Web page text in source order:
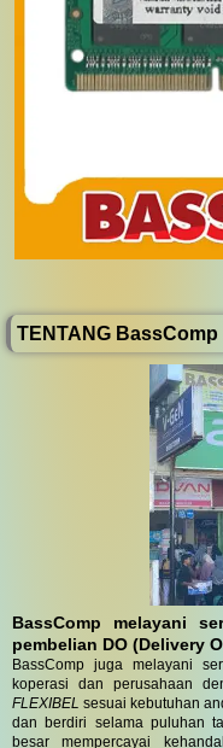
TENTANG BassComp
BassComp melayani
pembelian DO (Delivery
BassComp juga melayani
koperasi dan perusahaan
FLEXIBEL sesuai kebutuhan
dan berdiri selama puluhan
besar mempercayai